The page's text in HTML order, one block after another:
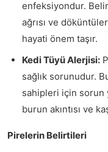
enfeksiyondur.
ağrısı ve
hayati önem taşır.
Kedi Tüyü Alerjisi:
sağlık sorunudur.
sahipleri için
burun akıntısı ve
Pirelerin Belirtileri